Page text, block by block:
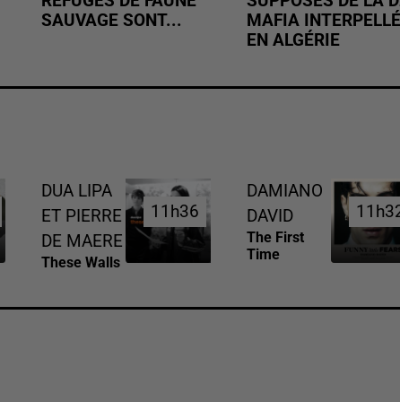
SAUVAGE SONT...
MAFIA INTERPELLÉ
EN ALGÉRIE
DUA LIPA
ET PIERRE
DE MAERE
These Walls
11h36
11h36
DAMIANO
DAVID
The First
Time